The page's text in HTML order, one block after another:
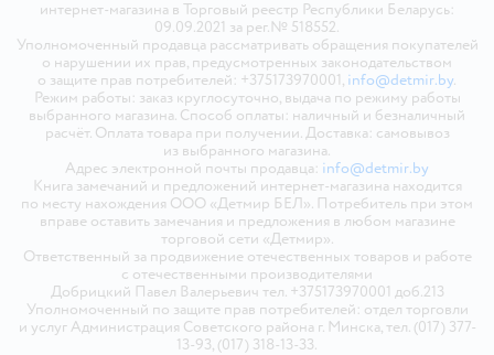
интернет-магазина в Торговый реестр Республики Беларусь:
09.09.2021 за рег.№ 518552.
Уполномоченный продавца рассматривать обращения покупателей
о нарушении их прав, предусмотренных законодательством
о защите прав потребителей: +375173970001, info@detmir.by.
Режим работы: заказ круглосуточно, выдача по режиму работы
выбранного магазина. Способ оплаты: наличный и безналичный
расчёт. Оплата товара при получении. Доставка: самовывоз
из выбранного магазина.
Адрес электронной почты продавца: info@detmir.by
Книга замечаний и предложений интернет-магазина находится
по месту нахождения ООО «Детмир БЕЛ». Потребитель при этом
вправе оставить замечания и предложения в любом магазине
торговой сети «Детмир».
Ответственный за продвижение отечественных товаров и работе
с отечественными производителями
Добрицкий Павел Валерьевич тел. +375173970001 доб.213
Уполномоченный по защите прав потребителей: отдел торговли
и услуг Администрация Советского района г. Минска, тел. (017) 377-
13-93, (017) 318-13-33.